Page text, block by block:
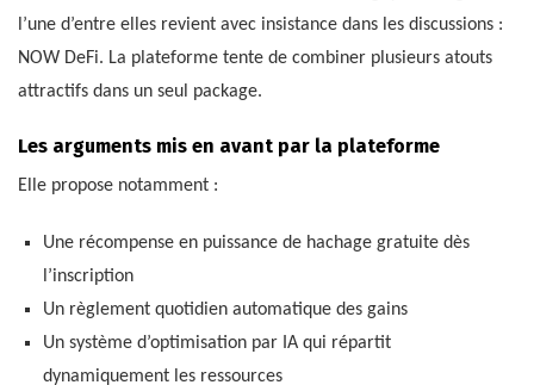
l’une d’entre elles revient avec insistance dans les discussions :
NOW DeFi. La plateforme tente de combiner plusieurs atouts
attractifs dans un seul package.
Les arguments mis en avant par la plateforme
Elle propose notamment :
Une récompense en puissance de hachage gratuite dès
l’inscription
Un règlement quotidien automatique des gains
Un système d’optimisation par IA qui répartit
dynamiquement les ressources